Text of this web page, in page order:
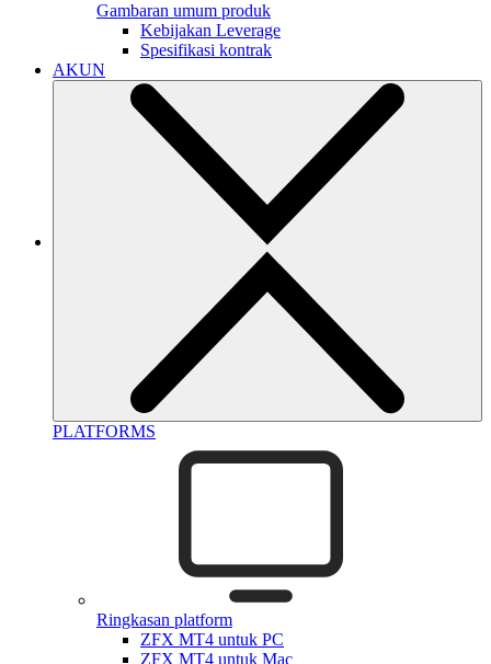
Gambaran umum produk
Kebijakan Leverage
Spesifikasi kontrak
AKUN
PLATFORMS
Ringkasan platform
ZFX MT4 untuk PC
ZFX MT4 untuk Mac